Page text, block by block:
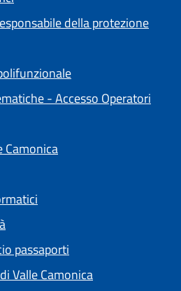
della protezione
- Accesso Operatori
Camonica
passaporti
Valle Camonica